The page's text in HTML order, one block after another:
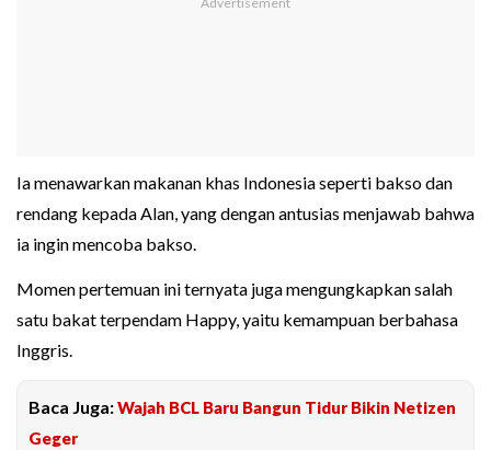
Ia menawarkan makanan khas Indonesia seperti bakso dan
rendang kepada Alan, yang dengan antusias menjawab bahwa
ia ingin mencoba bakso.
Momen pertemuan ini ternyata juga mengungkapkan salah
satu bakat terpendam Happy, yaitu kemampuan berbahasa
Inggris.
Baca Juga:Wajah BCL Baru Bangun Tidur Bikin Netizen
Geger